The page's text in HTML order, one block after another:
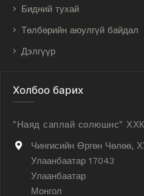
Бидний тухай
Төлбөрийн аюулгүй байдал
Дэлгүүр
Холбоо барих
"Наяд саплай солюшнс" ХХК
Чингисийн Өргөн Чөлөө,
Улаанбаатар 17043
Улаанбаатар
Монгол